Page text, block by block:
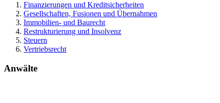
Finanzierungen und Kreditsicherheiten
Gesellschaften, Fusionen und Übernahmen
Immobilien- und Baurecht
Restrukturierung und Insolvenz
Steuern
Vertriebsrecht
Anwälte